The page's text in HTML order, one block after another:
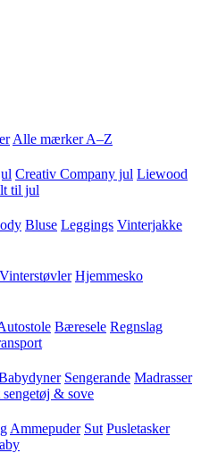
Alle mærker A–Z
Creativ Company jul Liewood
til jul
Bluse Leggings Vinterjakke
Vinterstøvler Hjemmesko
Bæresele Regnslag
Sengerande Madrasser
sengetøj & sove
Ammepuder Sut Pusletasker